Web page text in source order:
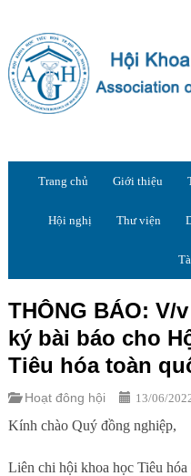
Trang chủ Giới thiệu
Hội nghị Thư viện
THÔNG BÁO: V/
ký bài báo cho
Tiêu hóa toàn
Hoạt đông hội 13/06/
Kính chào Quý đồng nghiệp,
Liên chi hội khoa học Tiêu